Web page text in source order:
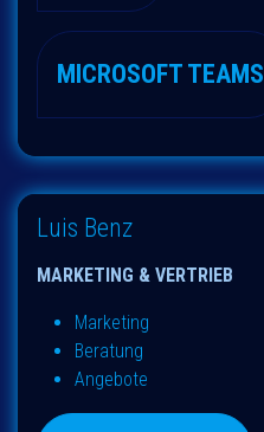
MICROSOFT TEAMS
Luis Benz
MARKETING & VERTRIEB
Marketing
Beratung
Angebote